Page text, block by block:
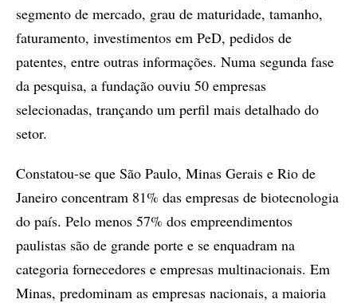
segmento de mercado, grau de maturidade, tamanho,
faturamento, investimentos em PeD, pedidos de
patentes, entre outras informações. Numa segunda fase
da pesquisa, a fundação ouviu 50 empresas
selecionadas, trançando um perfil mais detalhado do
setor.
Constatou-se que São Paulo, Minas Gerais e Rio de
Janeiro concentram 81% das empresas de biotecnologia
do país. Pelo menos 57% dos empreendimentos
paulistas são de grande porte e se enquadram na
categoria fornecedores e empresas multinacionais. Em
Minas, predominam as empresas nacionais, a maioria